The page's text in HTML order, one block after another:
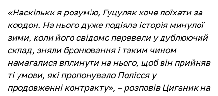
«Наскільки я розумію, Гуцуляк хоче поїхати за
кордон. На нього дуже подіяла історія минулої
зими, коли його свідомо перевели у дублюючий
склад, зняли бронювання і таким чином
намагалися вплинути на нього, щоб він прийняв
ті умови, які пропонувало Полісся у
продовженні контракту», – розповів Циганик на